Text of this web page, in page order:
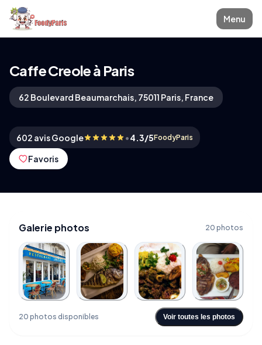
Menu
Caffe Creole à Paris
62 Boulevard Beaumarchais, 75011 Paris, France
602 avis Google •4.3/5FoodyParis
Favoris
Galerie photos 20 photos
+16
20 photos disponibles Voir toutes les photos